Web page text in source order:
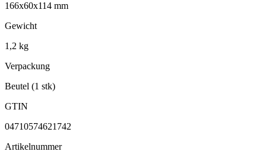
166x60x114 mm
Gewicht
1,2 kg
Verpackung
Beutel (1 stk)
GTIN
04710574621742
Artikelnummer